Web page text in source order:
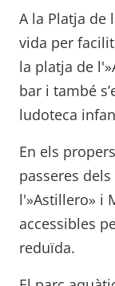
A la Platja de
vida per
la platja de
bar i també
ludoteca
En els
passeres
l'»Astillero» i
accessibles
reduïda.